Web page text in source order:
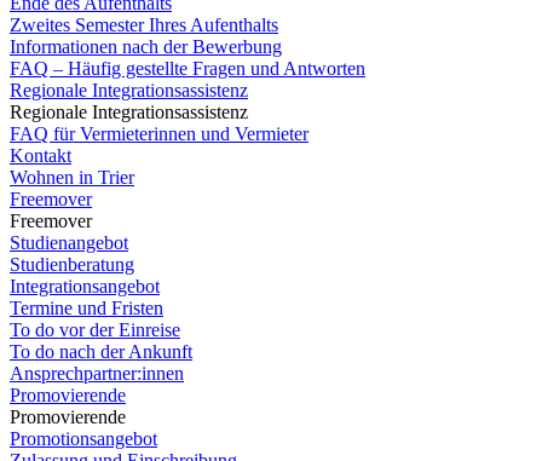
Zweites Semester Ihres Aufenthalts
Informationen nach der Bewerbung
FAQ – Häufig gestellte Fragen und Antworten
Regionale Integrationsassistenz
Regionale Integrationsassistenz
FAQ für Vermieterinnen und Vermieter
Kontakt
Wohnen in Trier
Freemover
Freemover
Studienangebot
Studienberatung
Integrationsangebot
Termine und Fristen
To do vor der Einreise
To do nach der Ankunft
Ansprechpartner:innen
Promovierende
Promovierende
Promotionsangebot